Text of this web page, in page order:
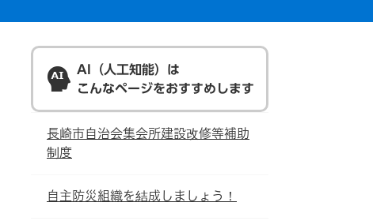
AI（人工知能）は
こんなページをおすすめします
長崎市自治会集会所建設改修等補助
制度
自主防災組織を結成しましょう！